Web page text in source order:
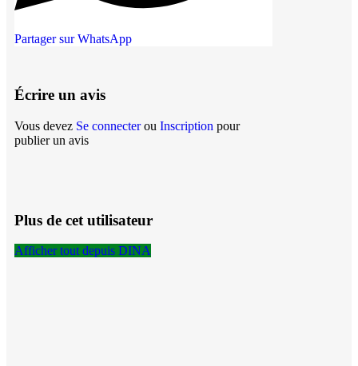
Partager sur WhatsApp
Écrire un avis
Vous devez Se connecterou Inscription pour
publier un avis
Plus de cet utilisateur
Afficher tout depuis DINA